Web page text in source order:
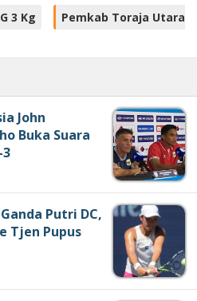
3 Kg Pemkab Toraja Utara
John
Buka Suara
Putri DC,
Tjen Pupus